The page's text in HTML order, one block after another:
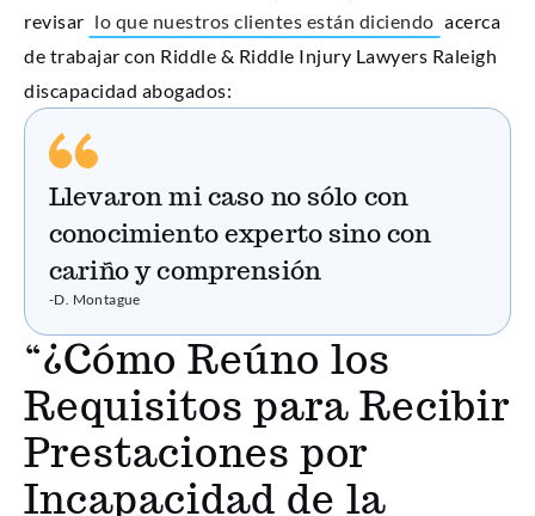
revisar lo que nuestros clientes están diciendo acerca
de trabajar con Riddle & Riddle Injury Lawyers Raleigh
discapacidad abogados:
Llevaron mi caso no sólo con
conocimiento experto sino con
cariño y comprensión
-D. Montague
“¿Cómo Reúno los
Requisitos para Recibir
Prestaciones por
Incapacidad de la